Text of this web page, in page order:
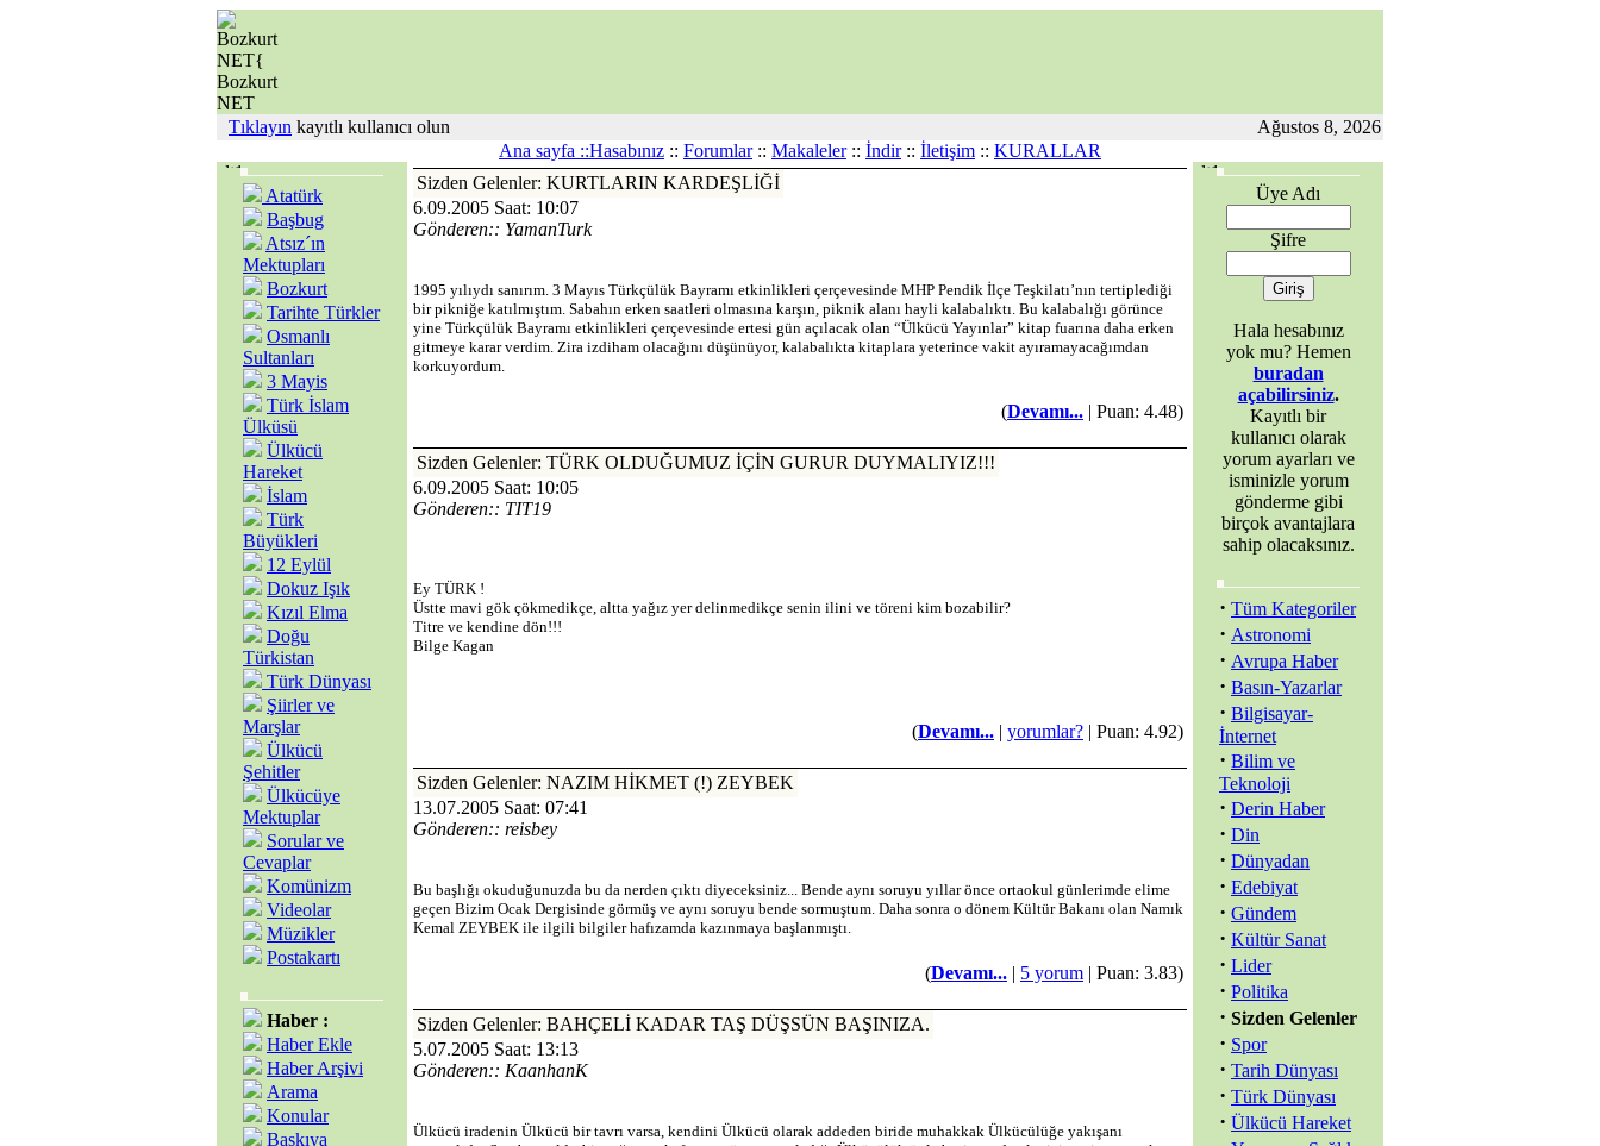
Tıklayın kayıtlı kullanıcı olun
Ağustos 8, 2026
Ana sayfa ::Hasabınız :: Forumlar:: Makaleler:: İndir:: İletişim :: KURALLAR
Atatürk
Başbug
Atsız´ın
Mektupları
Bozkurt
Tarihte Türkler
Osmanlı
Sultanları
3 Mayis
Türk İslam
Ülküsü
Ülkücü
Hareket
İslam
Türk
Büyükleri
12 Eylül
Dokuz Işık
Kızıl Elma
Doğu
Türkistan
Türk Dünyası
Şiirler ve
Marşlar
Ülkücü
Şehitler
Ülkücüye
Mektuplar
Sorular ve
Cevaplar
Komünizm
Videolar
Müzikler
Postakartı
Haber :
Haber Ekle
Haber Arşivi
Arama
Konular
Baskıya
Sizden Gelenler: KURTLARIN KARDEŞLİĞİ
6.09.2005 Saat: 10:07
Gönderen:: YamanTurk
1995 yılıydı sanırım. 3 Mayıs Türkçülük Bayramı etkinlikleri çerçevesinde MHP Pendik İlçe Teşkilatı’nın tertiplediği
bir pikniğe katılmıştım. Sabahın erken saatleri olmasına karşın, piknik alanı hayli kalabalıktı. Bu kalabalığı görünce
yine Türkçülük Bayramı etkinlikleri çerçevesinde ertesi gün açılacak olan “Ülkücü Yayınlar” kitap fuarına daha erken
gitmeye karar verdim. Zira izdiham olacağını düşünüyor, kalabalıkta kitaplara yeterince vakit ayıramayacağımdan
korkuyordum.
(Devamı... | Puan: 4.48)
Sizden Gelenler: TÜRK OLDUĞUMUZ İÇİN GURUR DUYMALIYIZ!!!
6.09.2005 Saat: 10:05
Gönderen:: TIT19
Ey TÜRK !
Üstte mavi gök çökmedikçe, altta yağız yer delinmedikçe senin ilini ve töreni kim bozabilir?
Titre ve kendine dön!!!
Bilge Kagan
(Devamı... | yorumlar? | Puan: 4.92)
Sizden Gelenler: NAZIM HİKMET (!) ZEYBEK
13.07.2005 Saat: 07:41
Gönderen:: reisbey
Bu başlığı okuduğunuzda bu da nerden çıktı diyeceksiniz... Bende aynı soruyu yıllar önce ortaokul günlerimde elime
geçen Bizim Ocak Dergisinde görmüş ve aynı soruyu bende sormuştum. Daha sonra o dönem Kültür Bakanı olan Namık
Kemal ZEYBEK ile ilgili bilgiler hafızamda kazınmaya başlanmıştı.
(Devamı... | 5 yorum | Puan: 3.83)
Sizden Gelenler: BAHÇELİ KADAR TAŞ DÜŞSÜN BAŞINIZA.
5.07.2005 Saat: 13:13
Gönderen:: KaanhanK
Ülkücü iradenin Ülkücü bir tavrı varsa, kendini Ülkücü olarak addeden biride muhakkak Ülkücülüğe yakışanı
Üye Adı
Şifre
Hala hesabınız
yok mu? Hemen
buradan
açabilirsiniz.
Kayıtlı bir
kullanıcı olarak
yorum ayarları ve
isminizle yorum
gönderme gibi
birçok avantajlara
sahip olacaksınız.
· Tüm Kategoriler
· Astronomi
· Avrupa Haber
· Basın-Yazarlar
· Bilgisayar-
İnternet
· Bilim ve
Teknoloji
· Derin Haber
· Din
· Dünyadan
· Edebiyat
· Gündem
· Kültür Sanat
· Lider
· Politika
· Sizden Gelenler
· Spor
· Tarih Dünyası
· Türk Dünyası
· Ülkücü Hareket